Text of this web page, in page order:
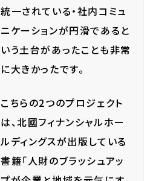
統一されている・社内コミュ
ニケーションが円滑であると
いう土台があったことも非常
に大きかったです。
こちらの2つのプロジェクト
は、北國フィナンシャルホー
ルディングスが出版している
書籍「人財のブラッシュアッ